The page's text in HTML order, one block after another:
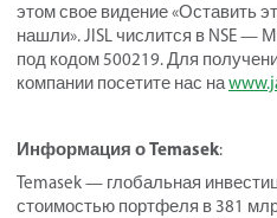
этом свое видение «Оставить
нашли». JISL числится в NSE —
под кодом 500219. Для
компании посетите нас на
Информация о Temasek:
Temasek — глобальная
стоимостью портфеля в 381